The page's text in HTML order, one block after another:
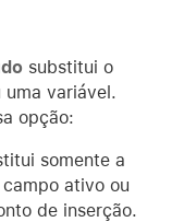
substitui o
uma variável.
opção:
somente a
ativo ou
de inserção.